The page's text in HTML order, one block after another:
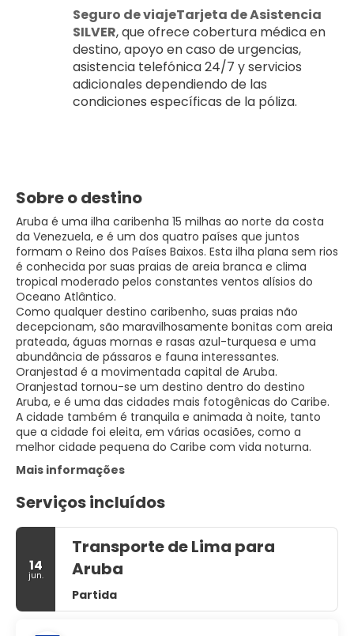
Seguro de viajeTarjeta de Asistencia
SILVER, que ofrece cobertura médica en
destino, apoyo en caso de urgencias,
asistencia telefónica 24/7 y servicios
adicionales dependiendo de las
condiciones específicas de la póliza.
Sobre o destino
Aruba é uma ilha caribenha 15 milhas ao norte da costa
da Venezuela, e é um dos quatro países que juntos
formam o Reino dos Países Baixos. Esta ilha plana sem rios
é conhecida por suas praias de areia branca e clima
tropical moderado pelos constantes ventos alísios do
Oceano Atlântico.
Como qualquer destino caribenho, suas praias não
decepcionam, são maravilhosamente bonitas com areia
prateada, águas mornas e rasas azul-turquesa e uma
abundância de pássaros e fauna interessantes.
Oranjestad é a movimentada capital de Aruba.
Oranjestad tornou-se um destino dentro do destino
Aruba, e é uma das cidades mais fotogênicas do Caribe.
A cidade também é tranquila e animada à noite, tanto
que a cidade foi eleita, em várias ocasiões, como a
Mais informações
Serviços incluídos
14
jun.
Transporte de Lima para
Aruba
Partida